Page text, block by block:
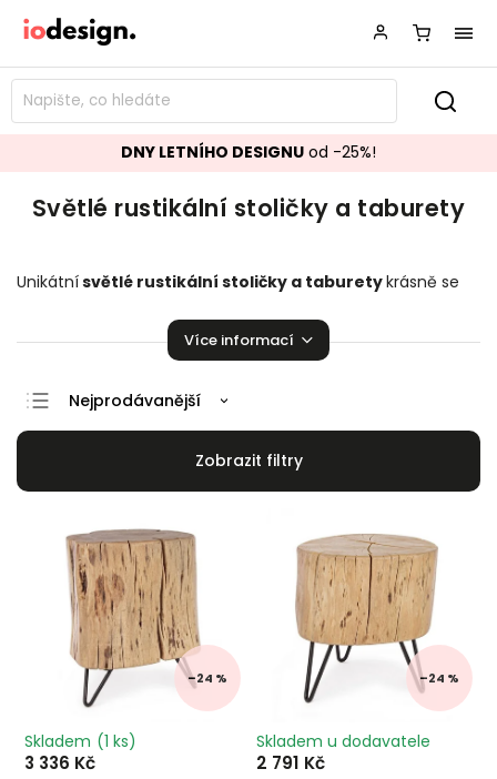
DNY LETNÍHO DESIGNU od -25%!
Světlé rustikální stoličky a taburety
Unikátnísvětlé rustikální stoličky a taburetykrásně se
které budou ozdobou vaší domácnosti!
Více informací
Doporučujeme
Nejprodávanější
Abecedně
–24 %
Skladem (1 ks)
3 336 Kč
–24 %
Skladem u dodavatele
2 791 Kč